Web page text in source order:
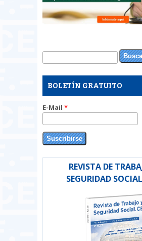
Formulario de
Buscar
BOLETÍN GRATUITO
E-Mail *
REVISTA DE
SEGURIDAD